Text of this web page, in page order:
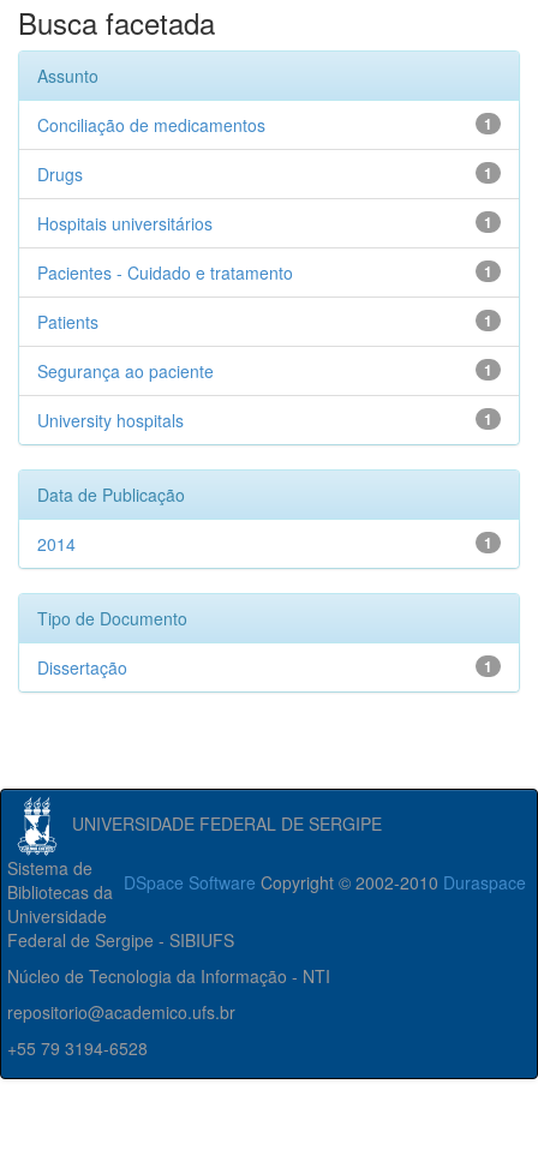
Busca facetada
Assunto
1
Conciliação de medicamentos
1
Drugs
1
Hospitais universitários
1
Pacientes - Cuidado e tratamento
1
Patients
1
Segurança ao paciente
1
University hospitals
Data de Publicação
1
2014
Tipo de Documento
1
Dissertação
UNIVERSIDADE FEDERAL DE SERGIPE
DSpace Software Copyright © 2002-2010 Duraspace
Sistema de
Bibliotecas da
Universidade
Federal de Sergipe - SIBIUFS
Núcleo de Tecnologia da Informação - NTI
repositorio@academico.ufs.br
+55 79 3194-6528